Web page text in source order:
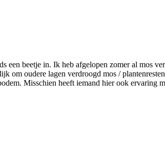
een beetje in. Ik heb afgelopen zomer al mos
om oudere lagen verdroogd mos /
Misschien heeft iemand hier ook ervaring